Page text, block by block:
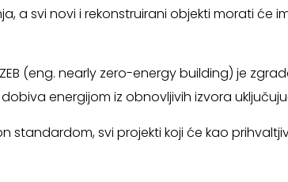
a svi novi i rekonstruirani objekti morati će
(eng. nearly zero-energy building) je
energijom iz obnovljivih izvora
standardom, svi projekti koji će kao